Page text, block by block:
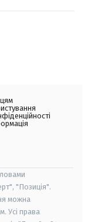
"Позиція".
можна
Усі права